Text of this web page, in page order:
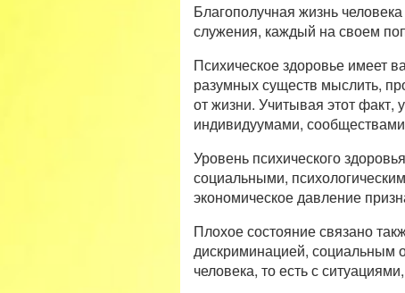
Благополучная жизнь
служения, каждый на своем
Психическое здоровье имеет
разумных существ мыслить,
от жизни. Учитывая этот факт,
индивидуумами,
Уровень психического
социальными,
экономическое давление
Плохое состояние связано
дискриминацией, социальным
человека, то есть с